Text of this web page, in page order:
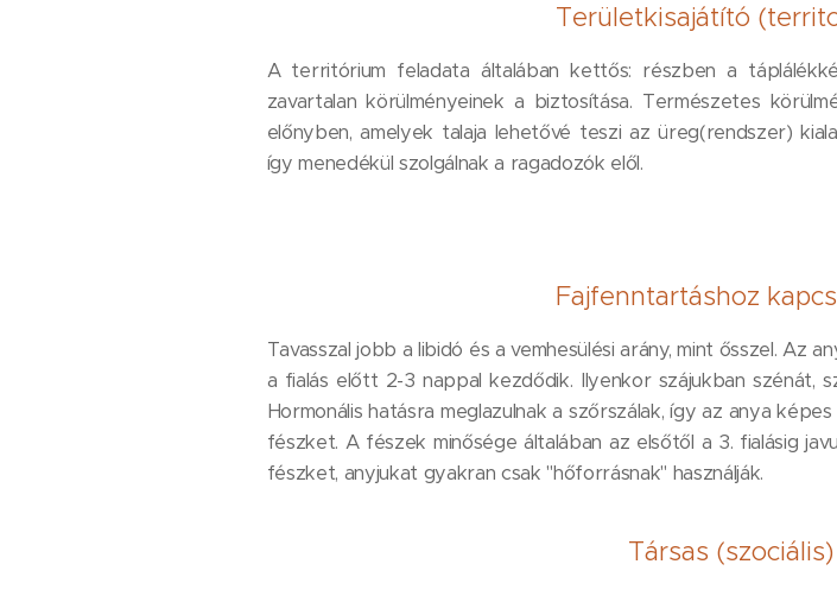
Területkisajátító
A territórium feladata általában kettős: részben a
zavartalan körülményeinek a biztosítása. Természetes
előnyben, amelyek talaja lehetővé teszi az üreg(rendszer)
így menedékül szolgálnak a ragadozók elől.
Fajfenntartáshoz
Tavasszal jobb a libidó és a vemhesülési arány, mint ősszel. Az
a fialás előtt 2-3 nappal kezdődik. Ilyenkor szájukban szénát,
Hormonális hatásra meglazulnak a szőrszálak, így az anya
fészket. A fészek minősége általában az elsőtől a 3. fialásig
fészket, anyjukat gyakran csak "hőforrásnak" használják.
Társas